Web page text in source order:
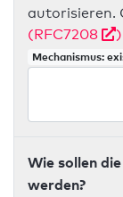
autorisieren.
(RFC7208
)
Mechanismus:
Wie sollen
werden?